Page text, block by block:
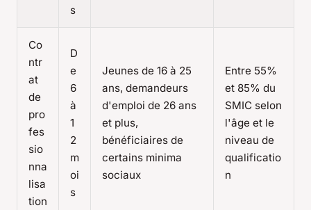
s
Co
ntr
at
de
pro
fes
sio
nna
lisa
tion
D
e
6
à
1
2
m
oi
s
Jeunes de 16 à 25
ans, demandeurs
d'emploi de 26 ans
et plus,
bénéficiaires de
certains minima
sociaux
Entre 55%
et 85% du
SMIC selon
l'âge et le
niveau de
qualificatio
n